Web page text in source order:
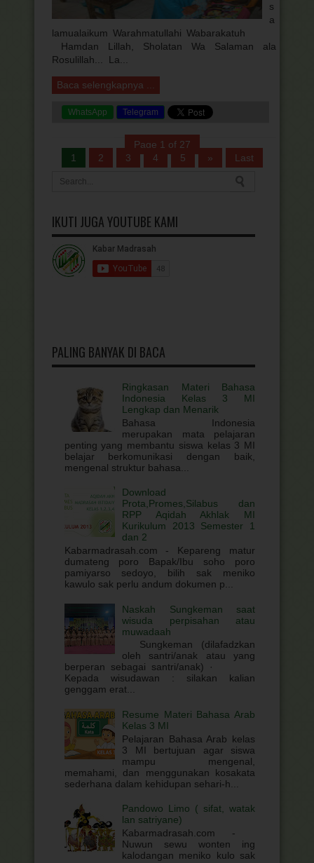
s
a
lamualaikum Warahmatullahi Wabarakatuh
Hamdan Lillah, Sholatan Wa Salaman ala
Rosulillah... La...
Baca selengkapnya ...
WhatsApp Telegram
Page 1 of 27
1
2 3 4 5 » Last
IKUTI JUGA YOUTUBE KAMI
PALING BANYAK DI BACA
Ringkasan Materi Bahasa
Indonesia Kelas 3 MI
Lengkap dan Menarik
Bahasa Indonesia
merupakan mata pelajaran
penting yang membantu siswa kelas 3 MI
belajar berkomunikasi dengan baik,
mengenal struktur bahasa...
Download
Prota,Promes,Silabus dan
RPP Aqidah Akhlak MI
Kurikulum 2013 Semester 1
dan 2
Kabarmadrasah.com - Kepareng matur
dumateng poro Bapak/Ibu soho poro
pamiyarso sedoyo, bilih sak meniko
kawulo sak perlu andum dokumen p...
Naskah Sungkeman saat
wisuda perpisahan atau
muwadaah
Sungkeman (dilafadzkan
oleh santri/anak atau yang
berperan sebagai santri/anak) ·
Kepada wisudawan : silakan kalian
genggam erat...
Resume Materi Bahasa Arab
Kelas 3 MI
Pelajaran Bahasa Arab kelas
3 MI bertujuan agar siswa
mampu mengenal,
memahami, dan menggunakan kosakata
sederhana dalam kehidupan sehari-h...
Pandowo Limo ( sifat, watak
lan satriyane)
Kabarmadrasah.com -
Nuwun sewu wonten ing
kalodangan meniko kulo sak